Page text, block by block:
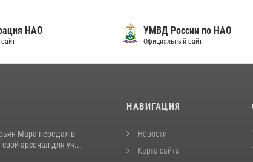
НАО УМВД России по НАО
Официальный сайт
Мара передал в
арсенал для уч...
НАВИГАЦИЯ
Новости
Карта сайта